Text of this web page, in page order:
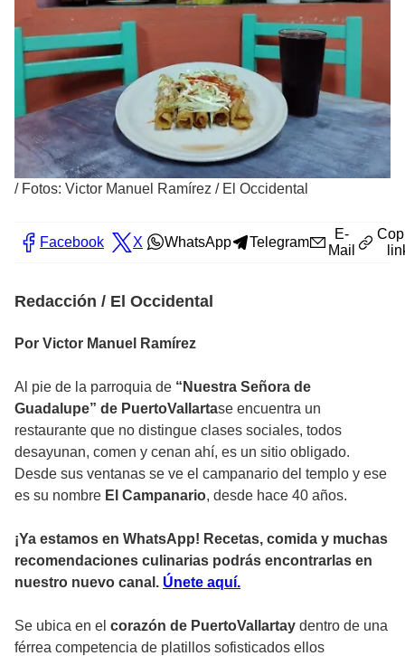
/ Fotos: Victor Manuel Ramírez / El Occidental
Facebook X WhatsApp Telegram
E-
Mail
Redacción / El Occidental
Por Victor Manuel Ramírez
Al pie de la parroquia de “Nuestra Señora de
Guadalupe” de PuertoVallartase encuentra un
restaurante que no distingue clases sociales, todos
desayunan, comen y cenan ahí, es un sitio obligado.
Desde sus ventanas se ve el campanario del templo y ese
es su nombre El Campanario, desde hace 40 años.
¡Ya estamos en WhatsApp! Recetas, comida y muchas
recomendaciones culinarias podrás encontrarlas en
nuestro nuevo canal. Únete aquí.
Se ubica en el corazón de PuertoVallartay dentro de una
férrea competencia de platillos sofisticados ellos